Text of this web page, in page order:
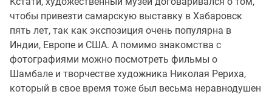
чтобы привезти самарскую выставку в Хабаровск
пять лет, так как экспозиция очень популярна в
Индии, Европе и США. А помимо знакомства с
фотографиями можно посмотреть фильмы о
Шамбале и творчестве художника Николая Рериха,
который в свое время тоже был весьма неравнодушен